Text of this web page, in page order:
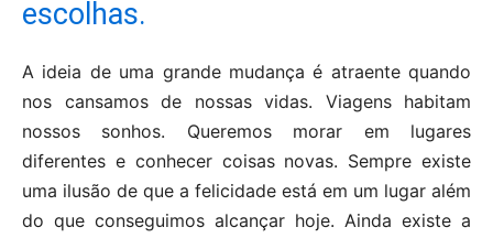
escolhas.
A ideia de uma grande mudança é atraente quando
nos cansamos de nossas vidas. Viagens habitam
nossos sonhos. Queremos morar em lugares
diferentes e conhecer coisas novas. Sempre existe
uma ilusão de que a felicidade está em um lugar além
do que conseguimos alcançar hoje. Ainda existe a